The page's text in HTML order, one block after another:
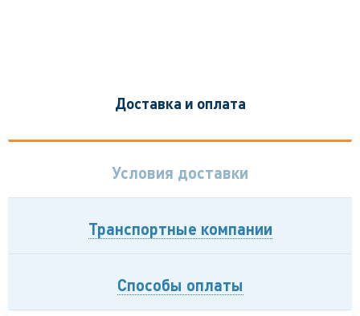
Доставка и оплата
Условия доставки
Транспортные компании
Способы оплаты